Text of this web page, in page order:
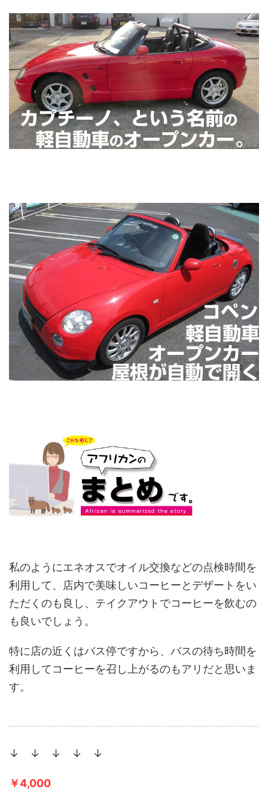
私のようにエネオスでオイル交換などの点検時間を
利用して、店内で美味しいコーヒーとデザートをい
ただくのも良し、テイクアウトでコーヒーを飲むの
も良いでしょう。
特に店の近くはバス停ですから、バスの待ち時間を
利用してコーヒーを召し上がるのもアリだと思いま
す。
↓ ↓ ↓ ↓ ↓
￥4,000